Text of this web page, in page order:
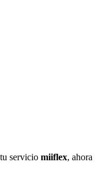
servicio miiflex, ahora